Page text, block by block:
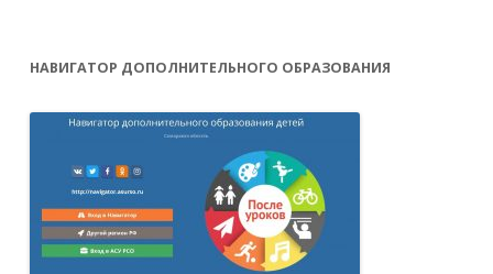
НАВИГАТОР ДОПОЛНИТЕЛЬНОГО ОБРАЗОВАНИЯ